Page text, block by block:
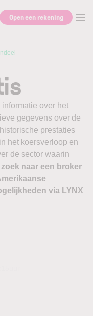
naar informatie
Open een rekening
over het
gegevens over de
prestaties
het koersverloop en
de sector waarin
naar een broker
via LYNX